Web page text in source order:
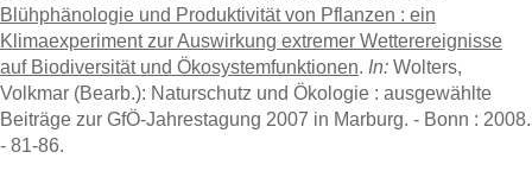
Blühphänologie und Produktivität von Pflanzen : ein
Klimaexperiment zur Auswirkung extremer Wetterereignisse
auf Biodiversität und Ökosystemfunktionen. In: Wolters,
Volkmar (Bearb.): Naturschutz und Ökologie : ausgewählte
Beiträge zur GfÖ-Jahrestagung 2007 in Marburg. - Bonn : 2008.
- 81-86.